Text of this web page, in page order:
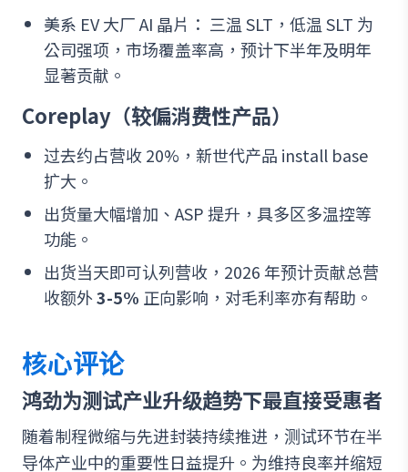
美系 EV 大厂 AI 晶片： 三温 SLT，低温 SLT 为
公司强项，市场覆盖率高，预计下半年及明年
显著贡献。
Coreplay（较偏消费性产品）
过去约占营收 20%，新世代产品 install base
扩大。
出货量大幅增加、ASP 提升，具多区多温控等
功能。
出货当天即可认列营收，2026 年预计贡献总营
收额外3-5% 正向影响，对毛利率亦有帮助。
核心评论
鸿劲为测试产业升级趋势下最直接受惠者
随着制程微缩与先进封装持续推进，测试环节在半
导体产业中的重要性日益提升。为维持良率并缩短